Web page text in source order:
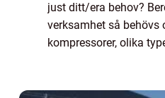
just ditt/era behov?
verksamhet så behövs
kompressorer, olika